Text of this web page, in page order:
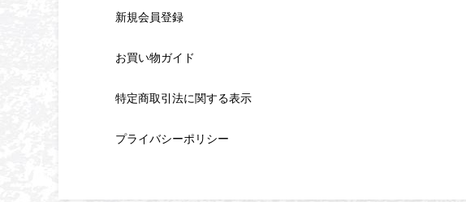
新規会員登録
お買い物ガイド
特定商取引法に関する表示
プライバシーポリシー